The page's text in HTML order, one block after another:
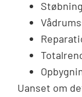
Uanset om